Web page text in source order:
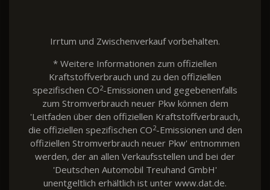
Irrtum und Zwischenverkauf vorbehalten.
* Weitere Informationen zum offiziellen
Kraftstoffverbrauch und zu den offiziellen
spezifischen CO2-Emissionen und gegebenenfalls
zum Stromverbrauch neuer Pkw können dem
'Leitfaden über den offiziellen Kraftstoffverbrauch,
die offiziellen spezifischen CO2-Emissionen und den
offiziellen Stromverbrauch neuer Pkw' entnommen
werden, der an allen Verkaufsstellen und bei der
'Deutschen Automobil Treuhand GmbH'
unentgeltlich erhältlich ist unter www.dat.de.